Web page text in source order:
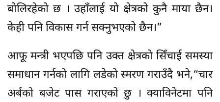
बोलिरहेको छ । उहाँलाई यो क्षेत्रको कुनै माया छैन।
केही पनि विकास गर्न सक्नुभएको छैन।”
आफू मन्त्री भएपछि पनि उक्त क्षेत्रको सिँचाई समस्या
समाधान गर्नको लागि लडेको स्मरण गराउँदै भने,“चार
अर्बको बजेट पास गराएको छु । क्याविनेटमा पनि